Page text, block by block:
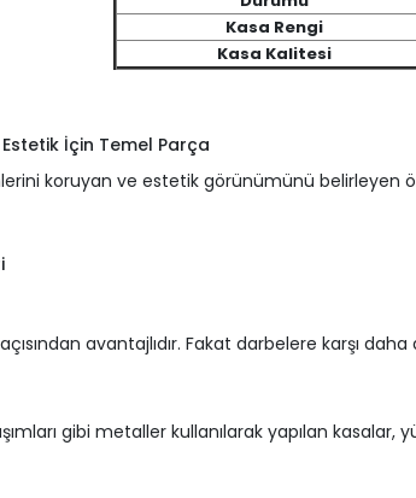
Kasa Rengi
Kasa Kalitesi
Estetik İçin Temel Parça
koruyan ve estetik görünümünü belirleyen
avantajlıdır. Fakat darbelere karşı daha
gibi metaller kullanılarak yapılan kasalar,